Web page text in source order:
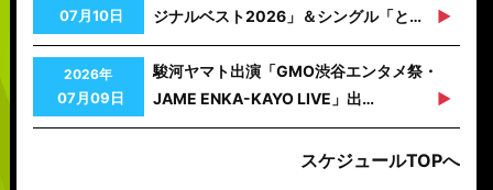
07月10日
ジナルベスト2026」＆シングル「と…
2026年
07月09日
駿河ヤマト出演「GMO渋谷エンタメ祭・
JAME ENKA-KAYO LIVE」出…
スケジュールTOPへ